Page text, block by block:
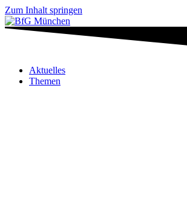
Zum Inhalt springen
Aktuelles
Themen